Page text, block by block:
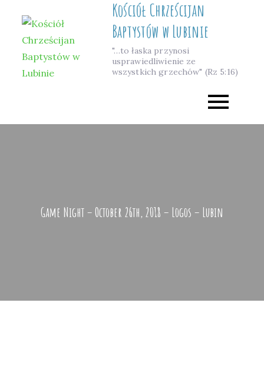
content
Kościół Chrześcijan
Baptystów w Lubinie
"…to łaska przynosi
usprawiedliwienie ze
wszystkich grzechów" (Rz 5:16)
Game Night – October 26th, 2018 – Logos – Lubin